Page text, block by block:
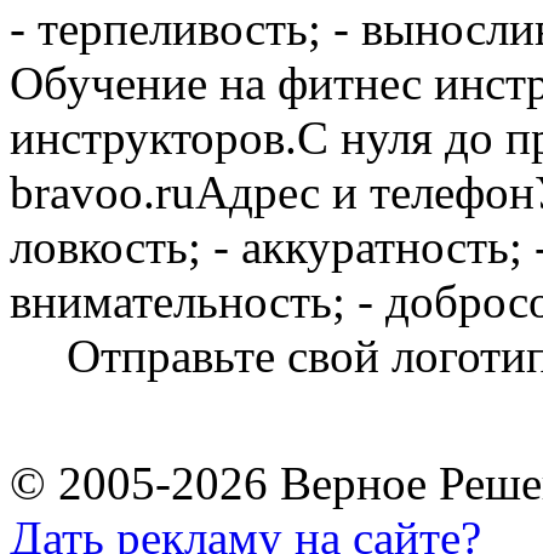
- терпеливость; -
Обучение на фитнес
инструкторов.С нуля до
bravoo.ruАдрес и
ловкость; -
внимательность; -
Отправьте свой
© 2005-2026 Верное
Дать рекламу на сайте?